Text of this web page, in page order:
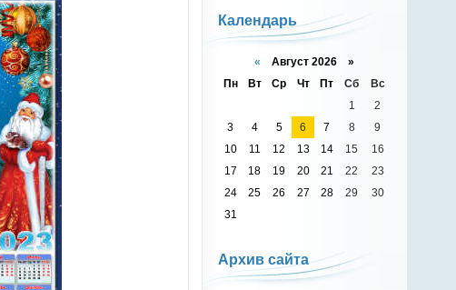
Календарь
« Август 2026 »
Пн
Вт Ср Чт Пт Сб
Вс
1
2
3
4 5 6 7 8
9
10
11 12 13 14 15
16
17
18 19 20 21 22
23
24
25 26 27 28 29
30
31
Архив сайта